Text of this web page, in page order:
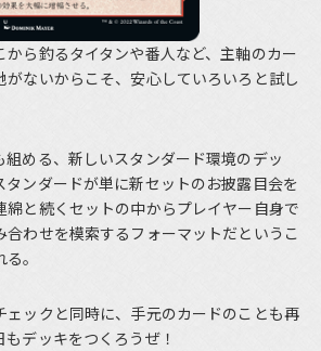
から釣るタイタンや番人など、主軸のカー
がないからこそ、安心していろいろと試し
める、新しいスタンダード環境のデッ
タンダードが単に新セットのお披露目会を
綿と続くセットの中からプレイヤー自身で
合わせを模索するフォーマットだというこ
。
ックと同時に、手元のカードのことも再
デッキをつくろうぜ！